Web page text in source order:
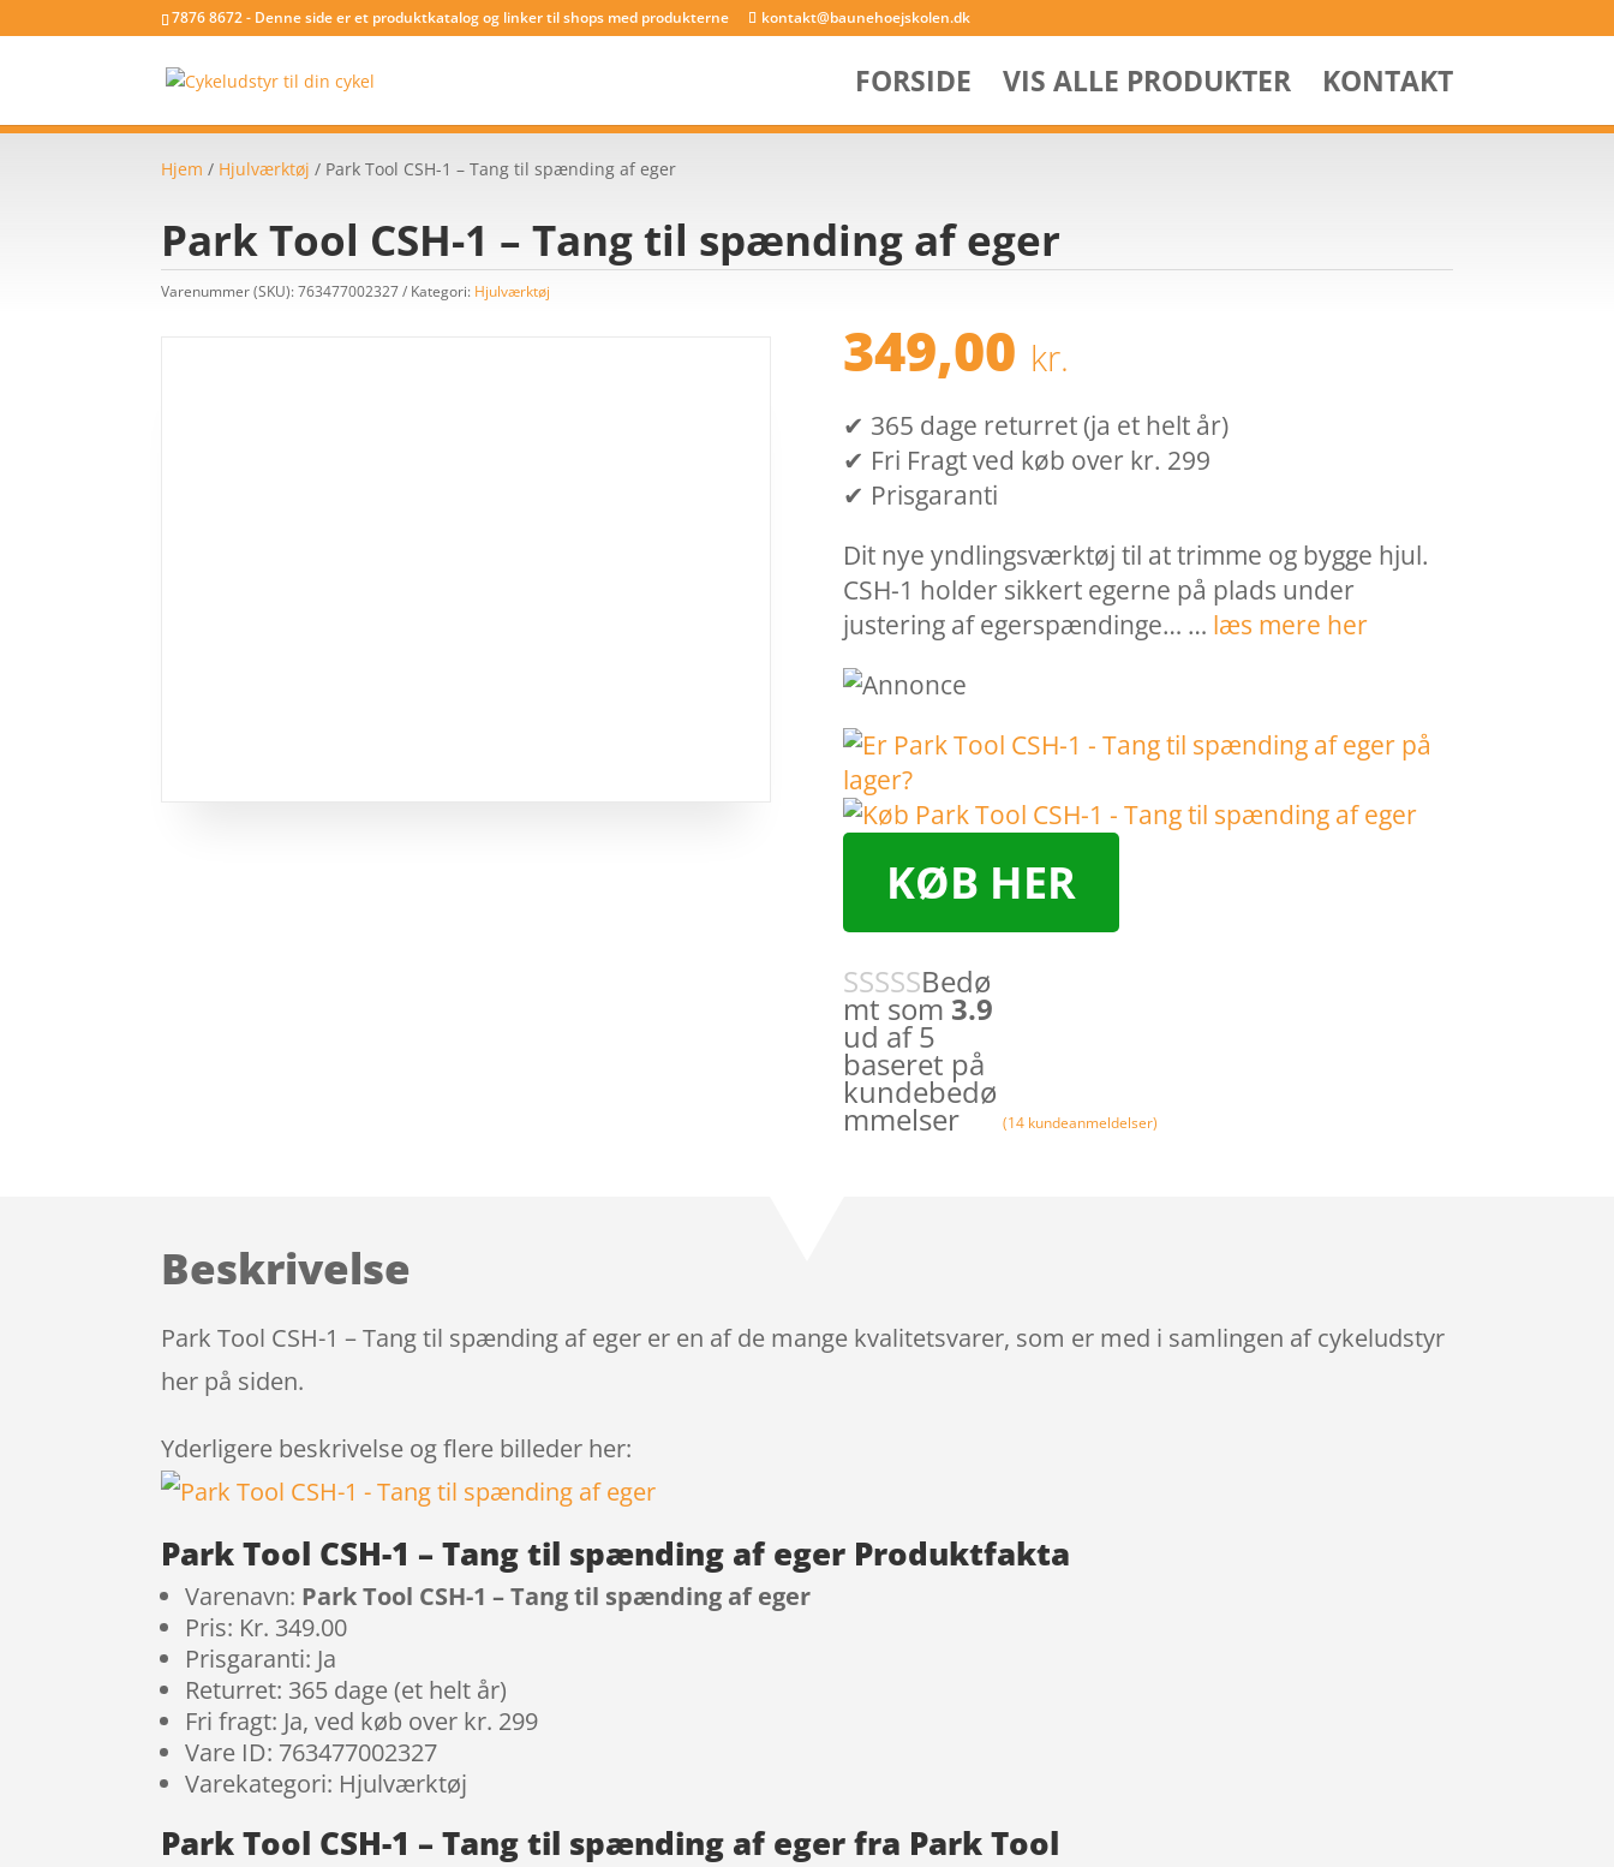
7876 8672 - Denne side er et produktkatalog og linker til shops med produkterne kontakt@baunehoejskolen.dk
FORSIDE VIS ALLE PRODUKTER KONTAKT
Hjem / Hjulværktøj / Park Tool CSH-1 – Tang til spænding af eger
Park Tool CSH-1 – Tang til spænding af eger
Varenummer (SKU):763477002327 Kategori: Hjulværktøj
349,00 kr.
✔ 365 dage returret (ja et helt år)
✔ Fri Fragt ved køb over kr. 299
✔ Prisgaranti
Dit nye yndlingsværktøj til at trimme og bygge hjul.
CSH-1 holder sikkert egerne på plads under
justering af egerspændinge… … læs mere her
KØB HER
Bedø
mt som 3.9
ud af 5
baseret på
kundebedø
mmelser (14 kundeanmeldelser)
Beskrivelse
Park Tool CSH-1 – Tang til spænding af eger er en af de mange kvalitetsvarer, som er med i samlingen af cykeludstyr
her på siden.
Yderligere beskrivelse og flere billeder her:
Park Tool CSH-1 – Tang til spænding af eger Produktfakta
Varenavn: Park Tool CSH-1 – Tang til spænding af eger
Pris: Kr. 349.00
Prisgaranti: Ja
Returret: 365 dage (et helt år)
Fri fragt: Ja, ved køb over kr. 299
Vare ID: 763477002327
Varekategori: Hjulværktøj
Park Tool CSH-1 – Tang til spænding af eger fra Park Tool